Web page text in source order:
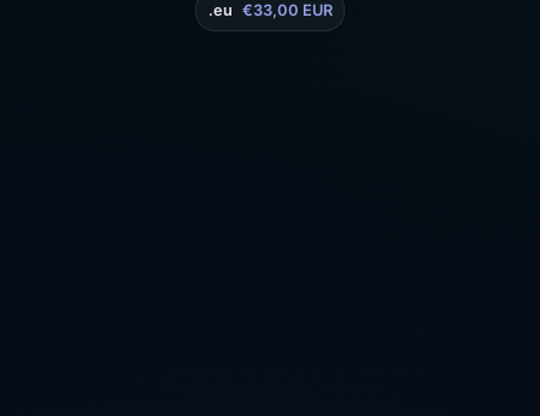
.eu €33,00 EUR